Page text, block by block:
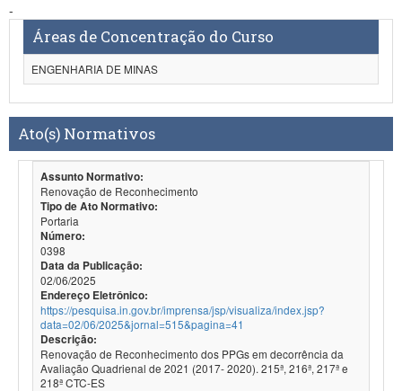
-
Áreas de Concentração do Curso
ENGENHARIA DE MINAS
Ato(s) Normativos
Assunto Normativo:
Renovação de Reconhecimento
Tipo de Ato Normativo:
Portaria
Número:
0398
Data da Publicação:
02/06/2025
Endereço Eletrônico:
https://pesquisa.in.gov.br/imprensa/jsp/visualiza/index.jsp?
data=02/06/2025&jornal=515&pagina=41
Descrição:
Renovação de Reconhecimento dos PPGs em decorrência da
Avaliação Quadrienal de 2021 (2017- 2020). 215ª, 216ª, 217ª e
218ª CTC-ES